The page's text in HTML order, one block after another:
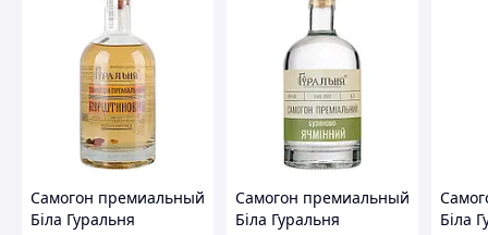
Самогон премиальный
Біла Гуральня
Самогон премиальный
Біла Гуральня
Біла